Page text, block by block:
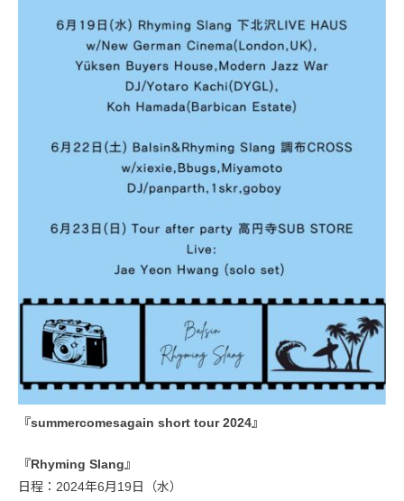
『summercomesagain short tour 2024』
『Rhyming Slang』
日程：2024年6月19日（水）